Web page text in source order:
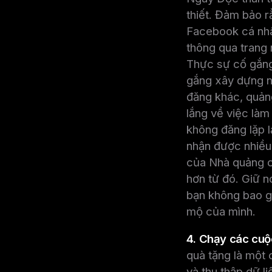
thiết. Đảm bảo
Facebook cá
thông qua trang
Thực sự cố
gắng xây dựng
đăng khác,
lắng về việc
không đăng lặp
nhận được
của Nhà quảng
hơn từ đó. Giữ
bạn không bao
mộ của mình.
4. Chạy các
quà tặng là một